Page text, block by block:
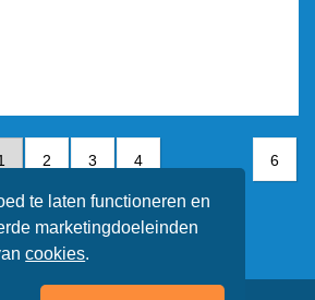
te laten functioneren en
marketingdoeleinden
cookies.
2 3 4 6